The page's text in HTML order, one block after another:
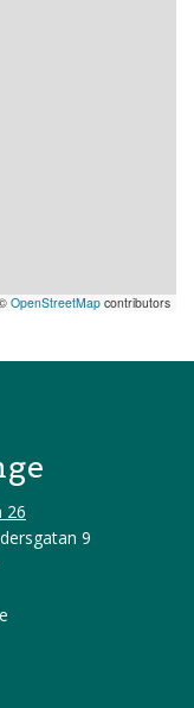
OpenStreetMap contributors
top of
26
9